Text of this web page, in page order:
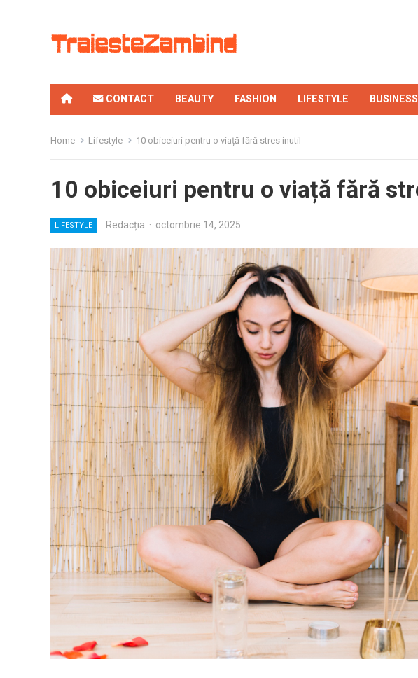
CONTACT BEAUTY FASHION LIFESTYLE BUSINESS
Home Lifestyle 10 obiceiuri pentru o viață fără stres inutil
10 obiceiuri pentru o viață fără
LIFESTYLE Redacția · octombrie 14, 2025